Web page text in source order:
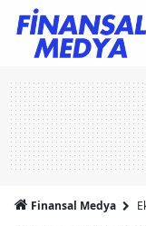
Finansal Medya